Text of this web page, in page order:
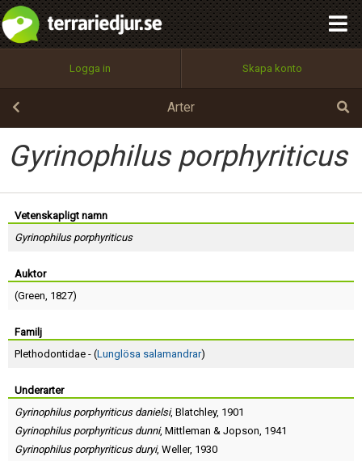
Logga in Skapa konto
Arter
Gyrinophilus porphyriticus
Vetenskapligt namn
Gyrinophilus porphyriticus
Auktor
(Green, 1827)
Familj
Plethodontidae - (Lunglösa salamandrar)
Underarter
Gyrinophilus porphyriticus danielsi, Blatchley, 1901
Gyrinophilus porphyriticus dunni, Mittleman & Jopson, 1941
Gyrinophilus porphyriticus duryi, Weller, 1930
Utför
100%
OK
integritetspolicy
Namn:
Epost:
Användarnamn:
Lösenord:
Terms of Service
Skapa konto
Begär nytt lösenord
Tillbaka till förstasidan